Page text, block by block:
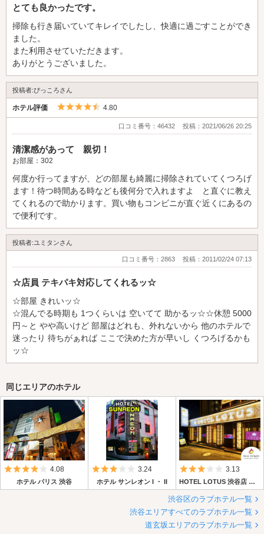
ついたもの)の貸出あります。
必要なものが一通り用意されてあり、清潔感もありました。自分
の中では、可もなく不可もなく無難といった印象です。コンビニ
もすごく近いので、とてもありがたいとは思いました。
とても良かったです。
掃除も行き届いていてキレイでしたし、快適に過ごすことができ
ました。
また利用させていただきます。
ありがとうございました。
投稿者:ぴっころさん
ホテル評価 5つ星のうち4.5
4.80
口コミ番号：46432 投稿：2021/06/26 20:25
清潔感があって 親切！
お部屋：302
何度か行ってますが、どの部屋も綺麗に掃除されていてくつろげ
ます！待つ時間ある時なども後何分で入れますよ と直ぐに教え
てくれるので助かります。買い物もコンビニが直ぐ近くにあるの
で便利です。
投稿者:ユミタンさん
口コミ番号：2863 投稿：2011/02/24 07:13
☆店員 テキパキ対応してくれるッ☆
☆部屋 きれいッ☆
☆混んでる時期も 1つくらいは 空いてて 助かるッ☆☆休憩 5000
円～と やや高いけど 部屋はどれも、外れないから 他のホテルで
迷ったり 待ちがぁれば ここで決めた方が早いし くつろげるかも
ッ☆
同じエリアのホテル
5つ星のうち4
4.08
ホテル パリス 渋谷
5つ星のうち3
3.24
ホテル サンレオン I ・ II
5つ星のうち3
3.13
HOTEL LOTUS 渋谷店 【Best Delight Group】
渋谷区のラブホテル一覧
渋谷エリアすべてのラブホテル一覧
道玄坂エリアのラブホテル一覧